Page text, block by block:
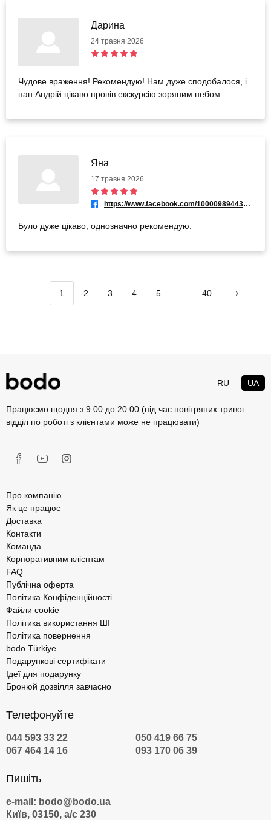
Дарина
24 травня 2026
Чудове враження! Рекомендую! Нам дуже сподобалося, і
пан Андрій цікаво провів екскурсію зоряним небом.
Яна
17 травня 2026
https://www.facebook.com/100009894435019
Було дуже цікаво, однозначно рекомендую.
1 2 3 4 5 40
RU UA
Працюємо щодня з 9:00 до 20:00 (під час повітряних тривог
відділ по роботі з клієнтами може не працювати)
Про компанію
Як це працює
Доставка
Контакти
Команда
Корпоративним клієнтам
FAQ
Публічна оферта
Політика Конфіденційності
Файли cookie
Політика використання ШІ
Політика повернення
bodo Türkiye
Подарункові сертифікати
Ідеї для подарунку
Бронюй дозвілля завчасно
Телефонуйте
044 593 33 22
050 419 66 75
067 464 14 16
093 170 06 39
Пишіть
e-mail: bodo@bodo.ua
Київ, 03150, а/с 230